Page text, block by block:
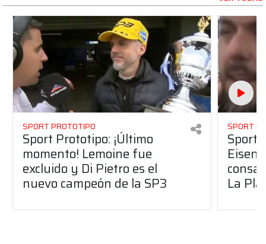
SPORT PROTOTIPO
Sport Prototipo: ¡Último
momento! Lemoine fue
excluido y Di Pietro es el
nuevo campeón de la SP3
SPORT
Sport
La